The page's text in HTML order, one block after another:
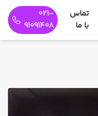
تماس
با ما
021-
91091408